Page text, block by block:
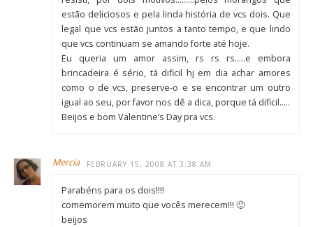
estão deliciosos e pela linda história de vcs dois. Que
legal que vcs estão juntos a tanto tempo, e que lindo
que vcs continuam se amando forte até hoje.
Eu queria um amor assim, rs rs rs…..e embora
brincadeira é sério, tá dificil hj em dia achar amores
como o de vcs, preserve-o e se encontrar um outro
igual ao seu, por favor nos dê a dica, porque tá dificil…..
Beijos e bom Valentine’s Day pra vcs.
Mercia FEBRUARY 15, 2008 AT 3:38 AM
Parabéns para os dois!!!!
comemorem muito que vocês merecem!!! 🙂
beijos